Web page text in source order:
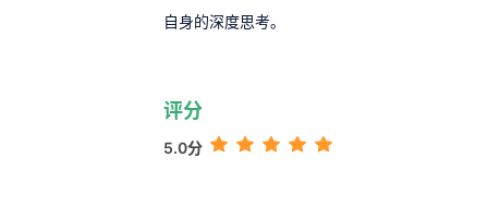
自身的深度思考。
评分
5.0分